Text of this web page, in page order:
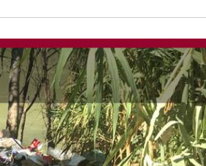
2
0
0
7
2
0
0
8